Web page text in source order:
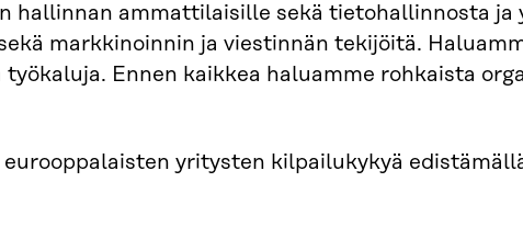
ammattilaisille sekä tietohallinnosta ja
markkinoinnin ja viestinnän tekijöitä.
Ennen kaikkea haluamme rohkaista
yritysten kilpailukykyä